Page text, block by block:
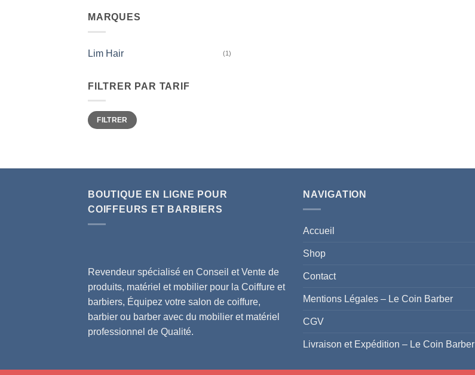
MARQUES
Lim Hair (1)
FILTRER PAR TARIF
Prix
min
Prix
maxFILTRER
BOUTIQUE EN LIGNE POUR
COIFFEURS ET BARBIERS
Revendeur spécialisé en Conseil et Vente de
produits, matériel et mobilier pour la Coiffure et
barbiers, Équipez votre salon de coiffure,
barbier ou barber avec du mobilier et matériel
professionnel de Qualité.
NAVIGATION
Accueil
Shop
Contact
Mentions Légales – Le Coin Barber
CGV
Livraison et Expédition – Le Coin Barber